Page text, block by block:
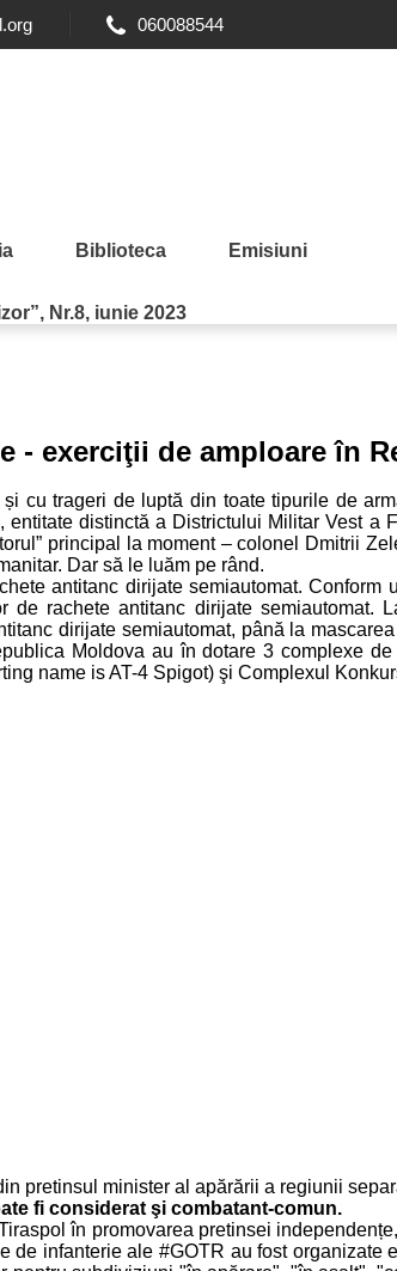
060088544
Biblioteca Emisiuni
Nr.8, iunie 2023
- exerciţii de amploare în
cu trageri de luptă din toate tipurile de
distinctă a Districtului Militar Vest a
principal la moment – colonel Dmitrii
Dar să le luăm pe rând.
antitanc dirijate semiautomat.
rachete antitanc dirijate
dirijate semiautomat, până la
Moldova au în dotare 3 complexe
name is AT-4 Spigot) şi Complexul
pretinsul minister al apărării a regiunii
fi considerat şi combatant-comun.
în promovarea pretinsei
infanterie ale #GOTR au fost organizate